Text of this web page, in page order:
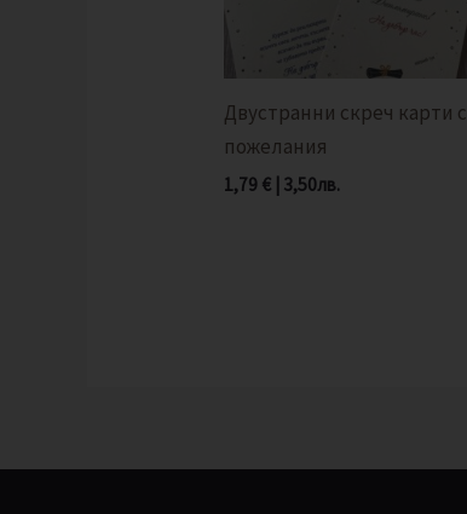
Двустранни скреч карти с
пожелания
1,79 € 3,50лв.